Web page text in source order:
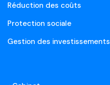
Réduction des coûts
Protection sociale
Gestion des investissements